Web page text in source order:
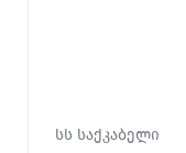
სს საქკაბელი